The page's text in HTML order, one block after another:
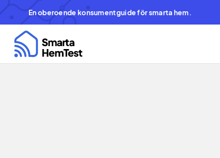
En oberoende konsumentguide för smarta hem.